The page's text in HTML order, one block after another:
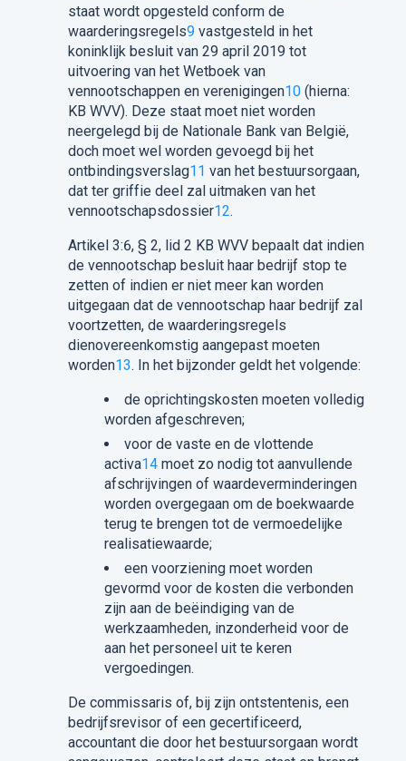
staat wordt opgesteld conform de
waarderingsregels9vastgesteld in het
koninklijk besluit van 29 april 2019 tot
uitvoering van het Wetboek van
vennootschappen en verenigingen10(hierna:
KB WVV). Deze staat moet niet worden
neergelegd bij de Nationale Bank van België,
doch moet wel worden gevoegd bij het
ontbindingsverslag11 van het bestuursorgaan,
dat ter griffie deel zal uitmaken van het
vennootschapsdossier12.
Artikel 3:6, § 2, lid 2 KB WVV bepaalt dat indien
de vennootschap besluit haar bedrijf stop te
zetten of indien er niet meer kan worden
uitgegaan dat de vennootschap haar bedrijf zal
voortzetten, de waarderingsregels
dienovereenkomstig aangepast moeten
worden13. In het bijzonder geldt het volgende:
de oprichtingskosten moeten volledig
worden afgeschreven;
voor de vaste en de vlottende
activa14moet zo nodig tot aanvullende
afschrijvingen of waardeverminderingen
worden overgegaan om de boekwaarde
terug te brengen tot de vermoedelijke
realisatiewaarde;
een voorziening moet worden
gevormd voor de kosten die verbonden
zijn aan de beëindiging van de
werkzaamheden, inzonderheid voor de
aan het personeel uit te keren
vergoedingen.
De commissaris of, bij zijn ontstentenis, een
bedrijfsrevisor of een gecertificeerd,
accountant die door het bestuursorgaan wordt